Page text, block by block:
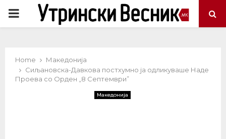
PRIMARY
Home
Македонија
Сиљановска-Давкова постхумно ја одликуваше Наде
Проева со Орден „8 Септември”
Македонија